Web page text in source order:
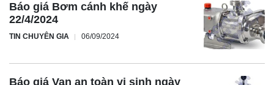
Báo giá Bơm cánh khế ngày
22/4/2024
TIN CHUYÊN GIA 06/09/2024
Báo giá Van an toàn vi sinh ngày